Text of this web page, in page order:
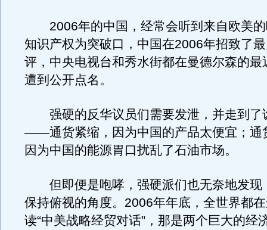
2006年的中国，经常会听到来自欧美的
知识产权为突破口，中国在2006年招致了
评，中央电视台和秀水街都在曼德尔森的最
遭到公开点名。
强硬的反华议员们需要发泄，并走到了
——通货紧缩，因为中国的产品太便宜；通
因为中国的能源胃口扰乱了石油市场。
但即便是咆哮，强硬派们也无奈地发现
保持俯视的角度。2006年年底，全世界都
读“中美战略经贸对话”，那是两个巨大的经